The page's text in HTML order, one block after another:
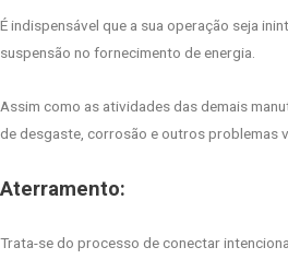
É indispensável que a sua operação seja
suspensão no fornecimento de energia.
Assim como as atividades das demais
de desgaste, corrosão e outros problemas
Aterramento:
Trata-se do processo de conectar